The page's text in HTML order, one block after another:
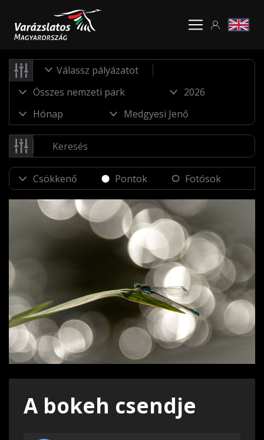
Válassz pályázatot
Pontok Fotósok
A bokeh csendje